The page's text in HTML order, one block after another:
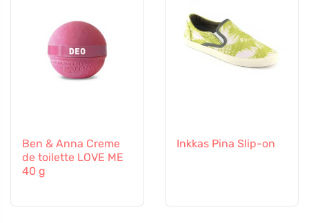
Ben & Anna Creme
de toilette LOVE ME
40 g
Inkkas Pina Slip-on